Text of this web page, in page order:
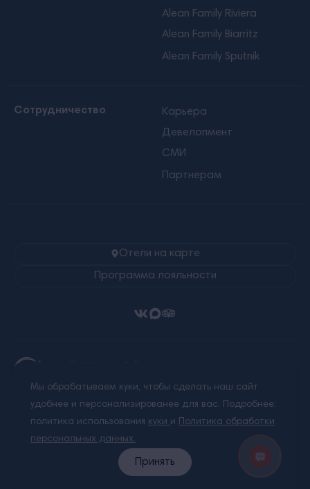
Alean Family Riviera
Alean Family Biarritz
Alean Family Sputnik
Сотрудничество
Карьера
Девелопмент
СМИ
Партнерам
Отели на карте
Программа лояльности
Политика обработки персональных данных
Пользовательское соглашение
Любое использование материалов сайта без
письменного разрешения запрещено.
Мы обрабатываем куки, чтобы сделать наш сайт
удобнее и персонализированее для вас. Подробнее:
политика использования куки и Политика обработки
персональных данных.
Принять